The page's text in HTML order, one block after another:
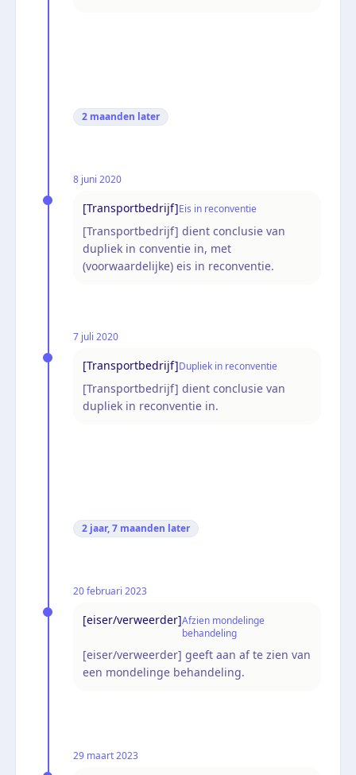
2 maanden later
8 juni 2020
[Transportbedrijf]Eis in reconventie
[Transportbedrijf] dient conclusie van
dupliek in conventie in, met
(voorwaardelijke) eis in reconventie.
7 juli 2020
[Transportbedrijf]Dupliek in reconventie
[Transportbedrijf] dient conclusie van
dupliek in reconventie in.
2 jaar, 7 maanden later
20 februari 2023
[eiser/verweerder]Afzien mondelinge
behandeling
[eiser/verweerder] geeft aan af te zien van
een mondelinge behandeling.
29 maart 2023